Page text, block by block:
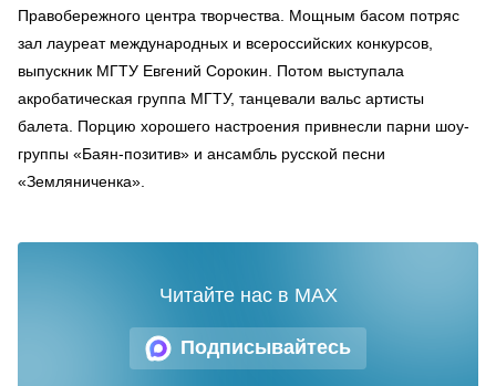
Правобережного центра творчества. Мощным басом потряс
зал лауреат международных и всероссийских конкурсов,
выпускник МГТУ Евгений Сорокин. Потом выступала
акробатическая группа МГТУ, танцевали вальс артисты
балета. Порцию хорошего настроения привнесли парни шоу-
группы «Баян-позитив» и ансамбль русской песни
«Земляниченка».
Подписывайтесь
Читайте нас в MAX